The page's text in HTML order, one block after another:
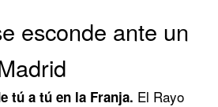
esconde ante un
tú a tú en la Franja. El Rayo